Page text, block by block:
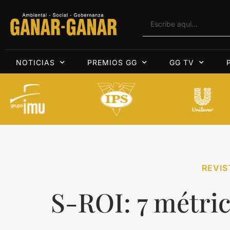
NOTICIAS PREMIOS GG GG TV
S-ROI: 7